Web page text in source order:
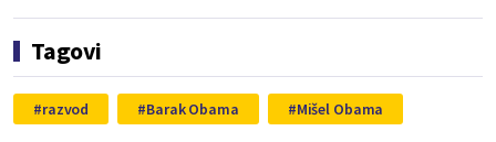
Tagovi
razvod Barak Obama Mišel Obama